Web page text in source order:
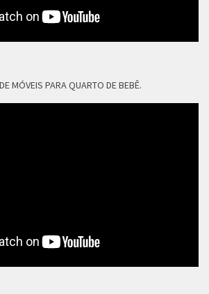
MÓVEIS PARA QUARTO DE BEBÊ.